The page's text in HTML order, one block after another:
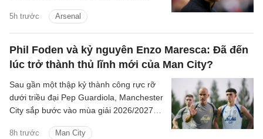
5h trước Arsenal
Phil Foden và kỷ nguyên Enzo Maresca: Đã đến
lúc trở thành thủ lĩnh mới của Man City?
8h trước Man City
Sau gần một thập kỷ thành công rực rỡ
dưới triều đại Pep Guardiola, Manchester
City sắp bước vào mùa giải 2026/2027
trên băng ghế chỉ đạo.